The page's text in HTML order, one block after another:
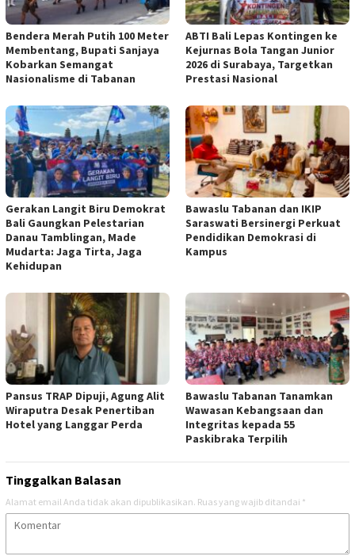
Bendera Merah Putih 100 Meter
Membentang, Bupati Sanjaya
Kobarkan Semangat
Nasionalisme di Tabanan
ABTI Bali Lepas Kontingen ke
Kejurnas Bola Tangan Junior
2026 di Surabaya, Targetkan
Prestasi Nasional
Gerakan Langit Biru Demokrat
Bali Gaungkan Pelestarian
Danau Tamblingan, Made
Mudarta: Jaga Tirta, Jaga
Kehidupan
Bawaslu Tabanan dan IKIP
Saraswati Bersinergi Perkuat
Pendidikan Demokrasi di
Kampus
Pansus TRAP Dipuji, Agung Alit
Wiraputra Desak Penertiban
Hotel yang Langgar Perda
Bawaslu Tabanan Tanamkan
Wawasan Kebangsaan dan
Integritas kepada 55
Paskibraka Terpilih
Tinggalkan Balasan
Alamat email Anda tidak akan dipublikasikan. Ruas yang wajib ditandai *